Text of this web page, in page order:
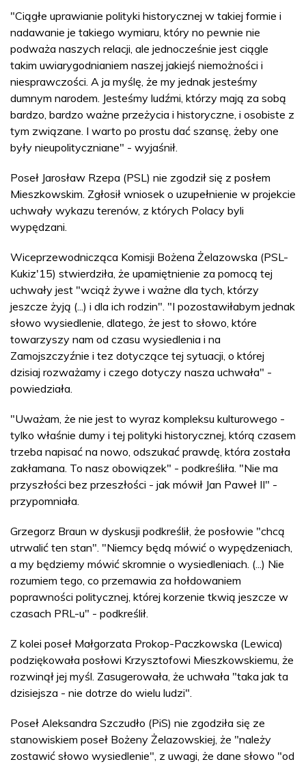
"Ciągłe uprawianie polityki historycznej w takiej formie i
nadawanie je takiego wymiaru, który no pewnie nie
podważa naszych relacji, ale jednocześnie jest ciągle
takim uwiarygodnianiem naszej jakiejś niemożności i
niesprawczości. A ja myślę, że my jednak jesteśmy
dumnym narodem. Jesteśmy ludźmi, którzy mają za sobą
bardzo, bardzo ważne przeżycia i historyczne, i osobiste z
tym związane. I warto po prostu dać szansę, żeby one
były nieupolityczniane" - wyjaśnił.
Poseł Jarosław Rzepa (PSL) nie zgodził się z posłem
Mieszkowskim. Zgłosił wniosek o uzupełnienie w projekcie
uchwały wykazu terenów, z których Polacy byli
wypędzani.
Wiceprzewodnicząca Komisji Bożena Żelazowska (PSL-
Kukiz'15) stwierdziła, że upamiętnienie za pomocą tej
uchwały jest "wciąż żywe i ważne dla tych, którzy
jeszcze żyją (...) i dla ich rodzin". "I pozostawiłabym jednak
słowo wysiedlenie, dlatego, że jest to słowo, które
towarzyszy nam od czasu wysiedlenia i na
Zamojszczyźnie i tez dotyczące tej sytuacji, o której
dzisiaj rozważamy i czego dotyczy nasza uchwała" -
powiedziała.
"Uważam, że nie jest to wyraz kompleksu kulturowego -
tylko właśnie dumy i tej polityki historycznej, którą czasem
trzeba napisać na nowo, odszukać prawdę, która została
zakłamana. To nasz obowiązek" - podkreśliła. "Nie ma
przyszłości bez przeszłości - jak mówił Jan Paweł II" -
przypomniała.
Grzegorz Braun w dyskusji podkreślił, że posłowie "chcą
utrwalić ten stan". "Niemcy będą mówić o wypędzeniach,
a my będziemy mówić skromnie o wysiedleniach. (...) Nie
rozumiem tego, co przemawia za hołdowaniem
poprawności politycznej, której korzenie tkwią jeszcze w
czasach PRL-u" - podkreślił.
Z kolei poseł Małgorzata Prokop-Paczkowska (Lewica)
podziękowała posłowi Krzysztofowi Mieszkowskiemu, że
rozwinął jej myśl. Zasugerowała, że uchwała "taka jak ta
dzisiejsza - nie dotrze do wielu ludzi".
Poseł Aleksandra Szczudło (PiS) nie zgodziła się ze
stanowiskiem poseł Bożeny Żelazowskiej, że "należy
zostawić słowo wysiedlenie", z uwagi, że dane słowo "od